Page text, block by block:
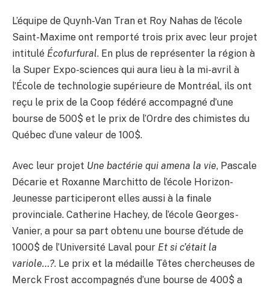
L’équipe de Quynh-Van Tran et Roy Nahas de l’école
Saint-Maxime ont remporté trois prix avec leur projet
intitulé Écofurfural. En plus de représenter la région à
la Super Expo-sciences qui aura lieu à la mi-avril à
l’École de technologie supérieure de Montréal, ils ont
reçu le prix de la Coop fédéré accompagné d’une
bourse de 500$ et le prix de l’Ordre des chimistes du
Québec d’une valeur de 100$.
Avec leur projet Une bactérie qui amena la vie, Pascale
Décarie et Roxanne Marchitto de l’école Horizon-
Jeunesse participeront elles aussi à la finale
provinciale. Catherine Hachey, de l’école Georges-
Vanier, a pour sa part obtenu une bourse d’étude de
1000$ de l’Université Laval pour Et si c’était la
variole…?. Le prix et la médaille Têtes chercheuses de
Merck Frost accompagnés d’une bourse de 400$ a